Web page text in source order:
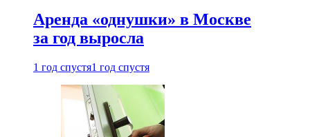
Аренда «однушки» в Москве
за год выросла
1 год спустя1 год спустя